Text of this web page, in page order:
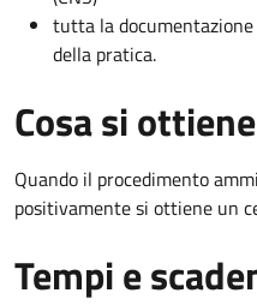
tutta la
della pratica.
Cosa si ottiene
Quando il procedimento
positivamente si ottiene un
Tempi e